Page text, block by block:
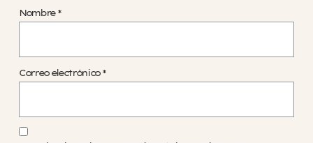
Nombre *
Correo electrónico *